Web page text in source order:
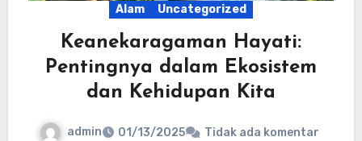
Alam Uncategorized
Keanekaragaman Hayati:
Pentingnya dalam Ekosistem
dan Kehidupan Kita
admin 01/13/2025 Tidak ada komentar